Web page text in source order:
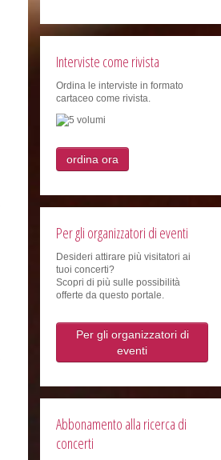
Interviste come rivista
Ordina le interviste in formato
cartaceo come rivista.
ordina ora
Per gli organizzatori di eventi
Desideri attirare più visitatori ai
tuoi concerti?
Scopri di più sulle possibilità
offerte da questo portale.
Per gli organizzatori di
eventi
Abbonamento alla ricerca di
concerti